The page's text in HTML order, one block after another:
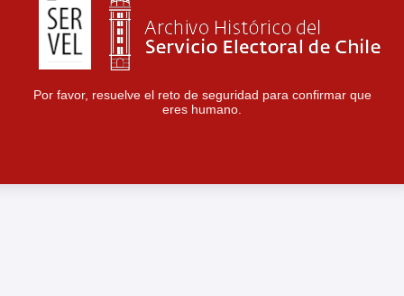
Por favor, resuelve el reto de seguridad para confirmar que
eres humano.